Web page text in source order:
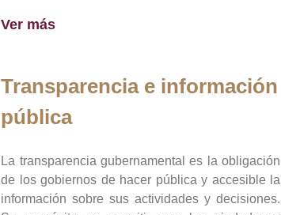
Ver más
Transparencia e información
pública
La transparencia gubernamental es la obligación
de los gobiernos de hacer pública y accesible la
información sobre sus actividades y decisiones.